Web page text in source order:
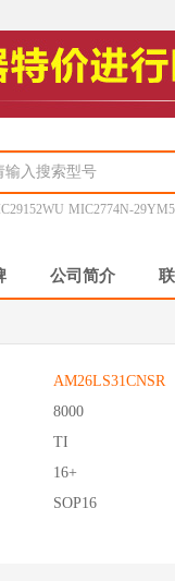
MIC2774N-29YM5
公司简介
AM26LS31CNSR
8000
TI
16+
SOP16